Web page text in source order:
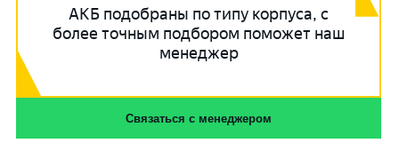
АКБ подобраны по типу корпуса, с
более точным подбором поможет наш
менеджер
Связаться с менеджером